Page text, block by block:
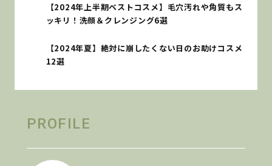
【2024年上半期ベストコスメ】毛穴汚れや角質もス
ッキリ！洗顔＆クレンジング6選
【2024年夏】絶対に崩したくない日のお助けコスメ
12選
PROFILE